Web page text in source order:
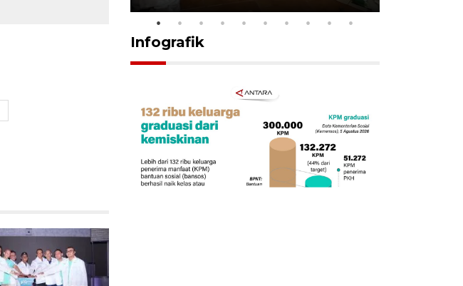
Infografik